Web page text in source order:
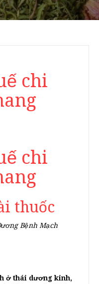
chi
chi
thuốc
Bệnh Mạch
ở thái dương kinh,